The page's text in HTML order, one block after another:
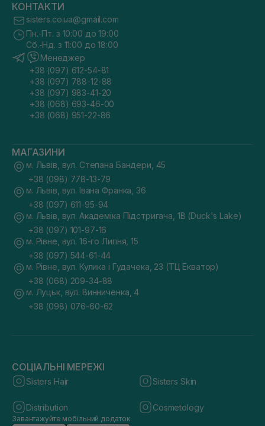
КОНТАКТИ
sisters.co.ua@gmail.com
Пн.-Пт. з 10:00 до 19:00
Сб.-Нд. з 11:00 до 18:00
Менеджер
+38 (097) 612-54-81
+38 (097) 788-12-88
+38 (097) 983-41-20
+38 (068) 693-46-00
+38 (068) 951-22-86
МАГАЗИНИ
м. Львів, вул. Степана Бандери, 45
+38 (098) 778-13-79
м. Львів, вул. Івана Франка, 36
+38 (097) 611-95-94
м. Львів, вул. Академіка Підстригача, 1В (Duck's Lake)
+38 (097) 101-97-16
м. Рівне, вул. 16-го Липня, 15
+38 (097) 544-61-44
м. Рівне, вул. Кулика і Гудачека, 23 (ТЦ Екватор)
+38 (068) 209-34-88
м. Луцьк, вул. Винниченка, 4
+38 (098) 076-60-62
СОЦІАЛЬНІ МЕРЕЖІ
Sisters Hair Sisters Skin
Distribution Cosmetology
Завантажуйте мобільний додаток